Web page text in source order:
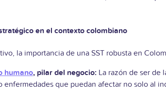
en el contexto colombiano
la importancia de una SST robusta en
humano, pilar del negocio: La razón de ser de
enfermedades que puedan afectar no solo al